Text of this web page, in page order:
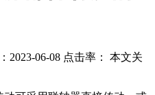
2023-06-08 点击率：
本文关